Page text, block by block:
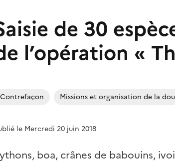
de 30
l’opération «
Contrefaçon Missions et organisation de la
le Mercredi 20 juin 2018
boa, crânes de babouins,